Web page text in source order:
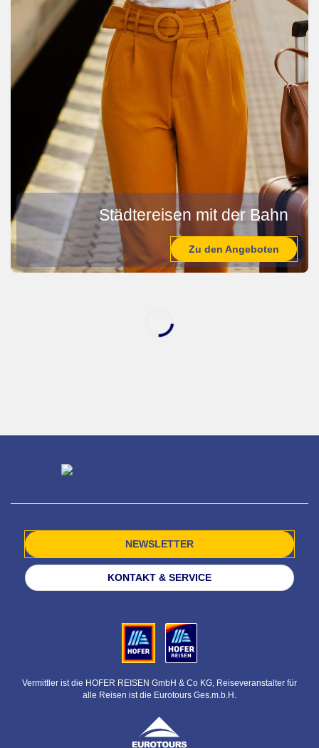
Städtereisen mit der Bahn
Zu den Angeboten
NEWSLETTER
KONTAKT & SERVICE
Vermittler ist die HOFER REISEN GmbH & Co KG, Reiseveranstalter für
alle Reisen ist die Eurotours Ges.m.b.H.